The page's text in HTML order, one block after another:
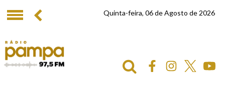
Quinta-feira, 06 de Agosto de 2026